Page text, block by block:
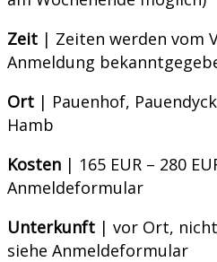
Zeit | Zeiten werden vom
Anmeldung
Ort | Pauenhof,
Hamb
Kosten | 165 EUR – 280
Anmeldeformular
Unterkunft | vor Ort,
siehe Anmeldeformular